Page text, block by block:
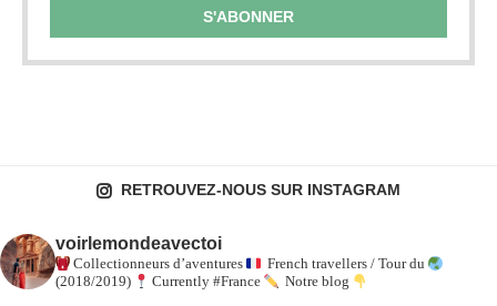
RETROUVEZ-NOUS SUR INSTAGRAM
voirlemondeavectoi
Collectionneurs d’aventures
French travellers / Tour du
(2018/2019)
Currently #France Notre blog